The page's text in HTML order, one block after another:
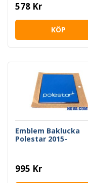
578 Kr
KÖP
Emblem Baklucka
Polestar 2015-
995 Kr